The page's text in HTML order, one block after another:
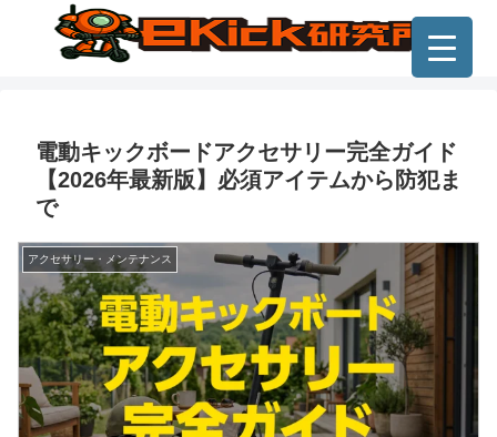
電動キックボードアクセサリー完全ガイド
【2026年最新版】必須アイテムから防犯ま
で
アクセサリー・メンテナンス